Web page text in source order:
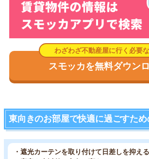
スモッカを無料ダウン
東向きのお部屋で快適に過ごすた
・遮光カーテンを取り付けて日差しを抑える